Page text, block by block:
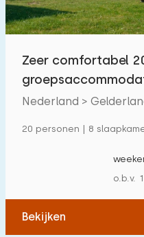
Kinderfaciliteiten
Toegankelijkheid
Zeer comfortabel
Nederland >
20 personen | 8
o.b.v.
Bekijken